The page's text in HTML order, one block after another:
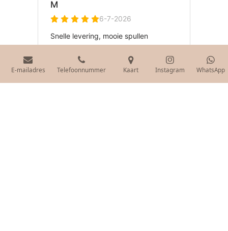
E-mailadres Telefoonnummer Kaart Instagram WhatsApp